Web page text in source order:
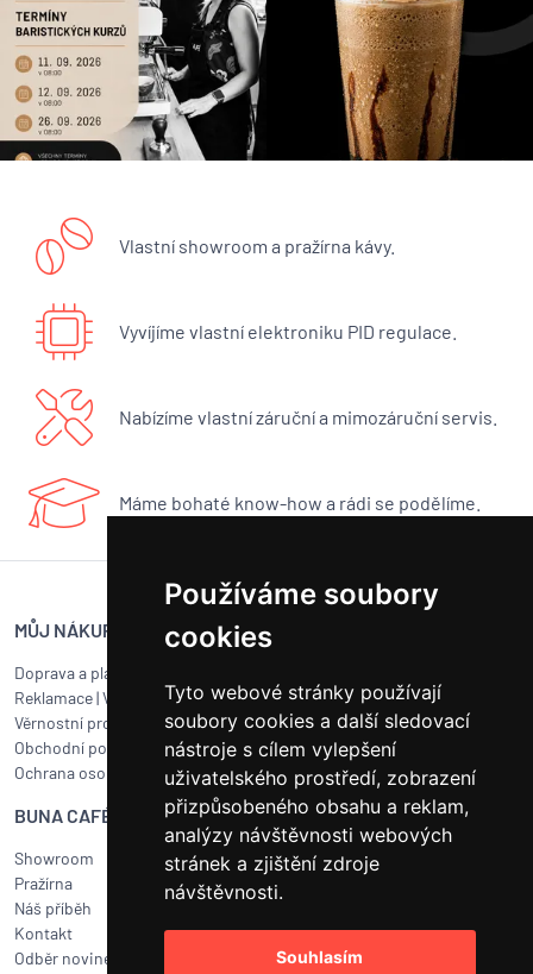
Používáme soubory
cookies
Tyto webové stránky používají
soubory cookies a další sledovací
nástroje s cílem vylepšení
uživatelského prostředí, zobrazení
přizpůsobeného obsahu a reklam,
analýzy návštěvnosti webových
stránek a zjištění zdroje
návštěvnosti.
Souhlasím
Vlastní showroom a pražírna kávy.
Vyvíjíme vlastní elektroniku PID regulace.
Nabízíme vlastní záruční a mimozáruční servis.
Máme bohaté know-how a rádi se podělíme.
MŮJ NÁKUP
Doprava a platba
Reklamace|Vrácení zboží
Věrnostní program
Obchodní podmínky
Ochrana osobních údajů
Objednat servis
Jak připravit balík na přepravu?
Čištění a údržba
Kariéra
BUNA CAFÉ
Showroom
Pražírna
Náš příběh
Kontakt
Odběr novinek
RYCHLÝ KONTAKT
BUNA CAFÉ
obchod@bunacafe.cz
+420 311 236 236